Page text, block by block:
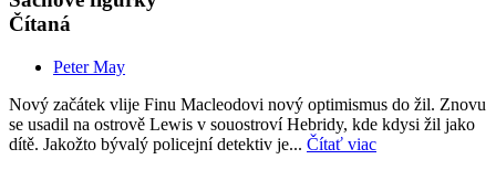
Čítaná
Peter May
Nový začátek vlije Finu Macleodovi nový optimismus do žil. Znovu
se usadil na ostrově Lewis v souostroví Hebridy, kde kdysi žil jako
dítě. Jakožto bývalý policejní detektiv je... Čítať viac